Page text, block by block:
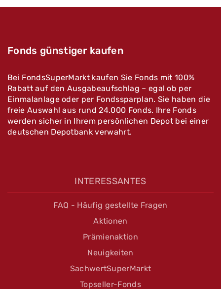
Fonds günstiger kaufen
Bei FondsSuperMarkt kaufen Sie Fonds mit 100%
Rabatt auf den Ausgabeaufschlag – egal ob per
Einmalanlage oder per Fondssparplan. Sie haben die
freie Auswahl aus rund 24.000 Fonds. Ihre Fonds
werden sicher in Ihrem persönlichen Depot bei einer
deutschen Depotbank verwahrt.
INTERESSANTES
FAQ - Häufig gestellte Fragen
Aktionen
Prämienaktion
Neuigkeiten
SachwertSuperMarkt
Topseller-Fonds